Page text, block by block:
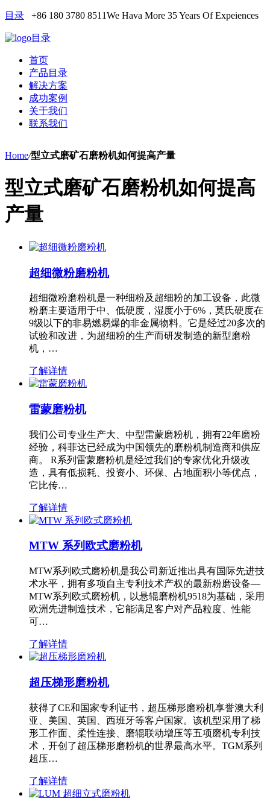
目录 +86 180 3780 8511We Hava More 35 Years Of Expeiences
目录
首页
产品目录
解决方案
成功案例
关于我们
联系我们
Home/型立式磨矿石磨粉机如何提高产量
型立式磨矿石磨粉机如何提高
产量
超细微粉磨粉机
超细微粉磨粉机是一种细粉及超细粉的加工设备，此微
粉磨主要适用于中、低硬度，湿度小于6%，莫氏硬度在
9级以下的非易燃易爆的非金属物料。它是经过20多次的
试验和改进，为超细粉的生产而研发制造的新型磨粉
机，…
了解详情
雷蒙磨粉机
我们公司专业生产大、中型雷蒙磨粉机，拥有22年磨粉
经验，科菲达已经成为中国领先的磨粉机制造商和供应
商。 R系列雷蒙磨粉机是经过我们的专家优化升级改
造，具有低损耗、投资小、环保、占地面积小等优点，
它比传…
了解详情
MTW 系列欧式磨粉机
MTW系列欧式磨粉机是我公司新近推出具有国际先进技
术水平，拥有多项自主专利技术产权的最新粉磨设备—
MTW系列欧式磨粉机，以悬辊磨粉机9518为基础，采用
欧洲先进制造技术，它能满足客户对产品粒度、性能
可…
了解详情
超压梯形磨粉机
获得了CE和国家专利证书，超压梯形磨粉机享誉澳大利
亚、美国、英国、西班牙等客户国家。该机型采用了梯
形工作面、柔性连接、磨辊联动增压等五项磨机专利技
术，开创了超压梯形磨粉机的世界最高水平。TGM系列
超压…
了解详情